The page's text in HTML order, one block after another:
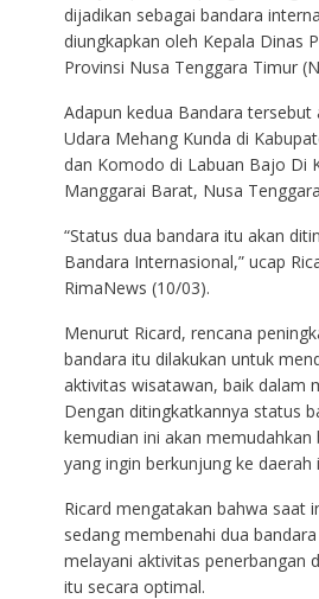
dijadikan sebagai bandara
diungkapkan oleh Kepala Dinas
Provinsi Nusa Tenggara Timur
Adapun kedua Bandara tersebut
Udara Mehang Kunda di
dan Komodo di Labuan Bajo Di
Manggarai Barat, Nusa
“Status dua bandara itu akan
Bandara Internasional,” ucap
RimaNews (10/03).
Menurut Ricard, rencana
bandara itu dilakukan untuk
aktivitas wisatawan, baik dalam
Dengan ditingkatkannya status
kemudian ini akan memudahkan
yang ingin berkunjung ke daerah
Ricard mengatakan bahwa saat
sedang membenahi dua
melayani aktivitas penerbangan
itu secara optimal.